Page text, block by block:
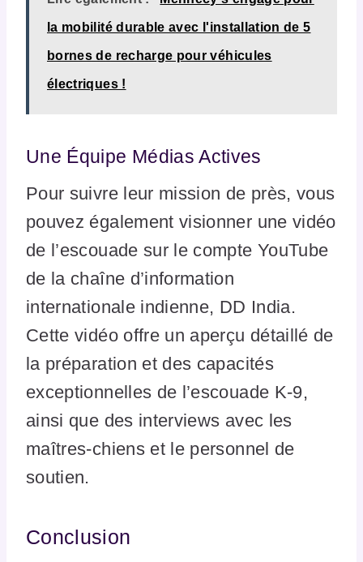
la mobilité durable avec l'installation de 5
bornes de recharge pour véhicules
électriques !
Une Équipe Médias Actives
Pour suivre leur mission de près, vous
pouvez également visionner une vidéo
de l’escouade sur le compte YouTube
de la chaîne d’information
internationale indienne, DD India.
Cette vidéo offre un aperçu détaillé de
la préparation et des capacités
exceptionnelles de l’escouade K-9,
ainsi que des interviews avec les
maîtres-chiens et le personnel de
soutien.
Conclusion